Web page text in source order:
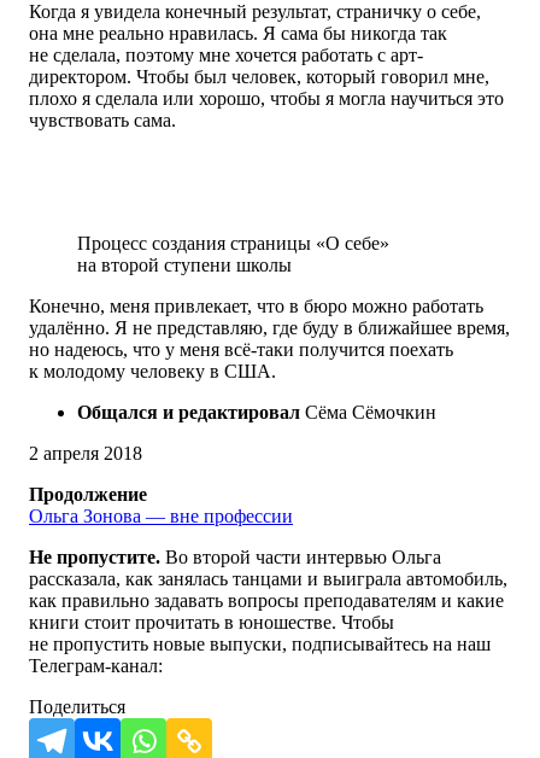
Когда я увидела конечный результат, страничку о себе,
она мне реально нравилась. Я сама бы никогда так
не сделала, поэтому мне хочется работать с арт-
директором. Чтобы был человек, который говорил мне,
плохо я сделала или хорошо, чтобы я могла научиться это
чувствовать сама.
Процесс создания страницы «О себе»
на второй ступени школы
Конечно, меня привлекает, что в бюро можно работать
удалённо. Я не представляю, где буду в ближайшее время,
но надеюсь, что у меня всё-таки получится поехать
к молодому человеку в США.
Общался и редактировал Сёма Сёмочкин
2 апреля 2018
Продолжение
Ольга Зонова — вне профессии
Не пропустите. Во второй части интервью Ольга
рассказала, как занялась танцами и выиграла автомобиль,
как правильно задавать вопросы преподавателям и какие
книги стоит прочитать в юношестве. Чтобы
не пропустить новые выпуски, подписывайтесь на наш
Телеграм-канал:
Поделиться